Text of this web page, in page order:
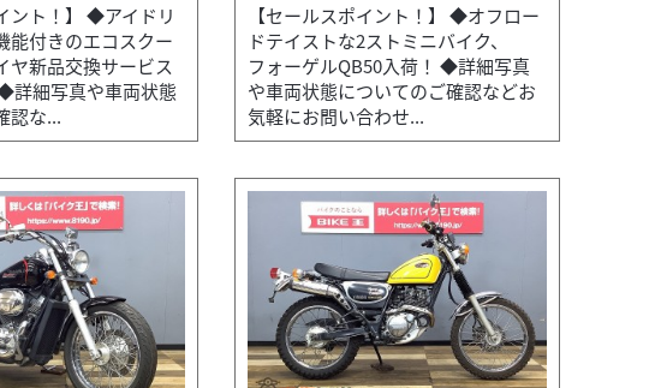
ント！】 ◆アイドリ
能付きのエコスクー
ヤ新品交換サービス
詳細写真や車両状態
認な...
【セールスポイント！】 ◆オフロー
ドテイストな2ストミニバイク、
フォーゲルQB50入荷！ ◆詳細写真
や車両状態についてのご確認などお
気軽にお問い合わせ...